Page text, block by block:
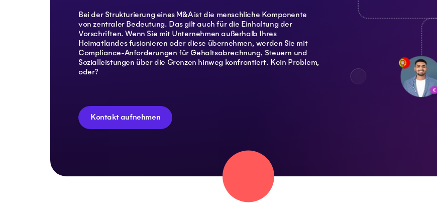
Bei der Strukturierung eines M&A ist die menschliche Komponente
von zentraler Bedeutung. Das gilt auch für die Einhaltung der
Vorschriften. Wenn Sie mit Unternehmen außerhalb Ihres
Heimatlandes fusionieren oder diese übernehmen, werden Sie mit
Compliance-Anforderungen für Gehaltsabrechnung, Steuern und
Sozialleistungen über die Grenzen hinweg konfrontiert. Kein Problem,
oder?
Kontakt aufnehmen